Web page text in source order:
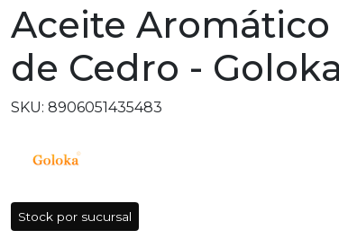
Aceite Aromático
de Cedro - Goloka
SKU: 8906051435483
Stock por sucursal